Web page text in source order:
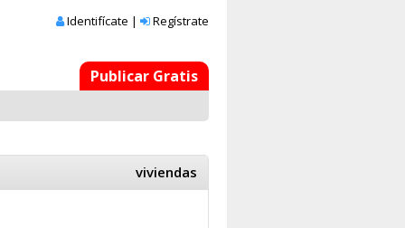
Identifícate | Regístrate
Publicar Gratis
viviendas